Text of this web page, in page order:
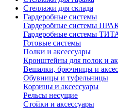
Стеллажи для склада
Гардеробные системы
Гардеробные системы
Гардеробные системы
Готовые системы
Полки и аксессуары
Кронштейны для полок и
Вешалки, брючницы и
Обувницы и туфельницы
Корзины и аксессуары
Рельсы несущие
Стойки и аксессуары